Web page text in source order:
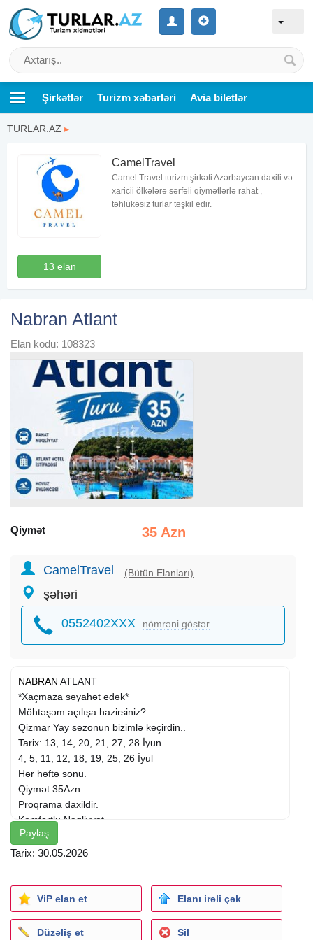
Şirkətlər Turizm xəbərləri Avia biletlər
TURLAR.AZ ▸
13 elan
CamelTravel
Camel Travel turizm şirkəti Azərbaycan daxili və
xaricii ölkələrə sərfəli qiymətlərlə rahat ,
təhlükəsiz turlar təşkil edir.
Nabran Atlant
Elan kodu: 108323
Qiymət 35 Azn
CamelTravel (Bütün Elanları)
şəhəri
0552402XXX nömrəni göstər
NABRAN ATLANT
*Xaçmaza səyahət edək*
Möhtəşəm açılışa hazirsiniz?
Qizmar Yay sezonun bizimlə keçirdin..
Tarix: 13, 14, 20, 21, 27, 28 İyun
4, 5, 11, 12, 18, 19, 25, 26 İyul
Hər həftə sonu.
Qiymət 35Azn
Proqrama daxildir.
Komfortlu Nəqliyyat
Qrup Rəhbəri
Atlanta Giriş
Uşag və böyüklər üçün ayri-ayri hovuzlar karusellər, Bilyard
Boling, Karting Futbol meydançasi, yelləncəklər , Disko-DJ.
Temiz Geniş Razdvalka
Paylaş
Tarix: 30.05.2026
ViP elan et Elanı irəli çək
Düzəliş et Sil